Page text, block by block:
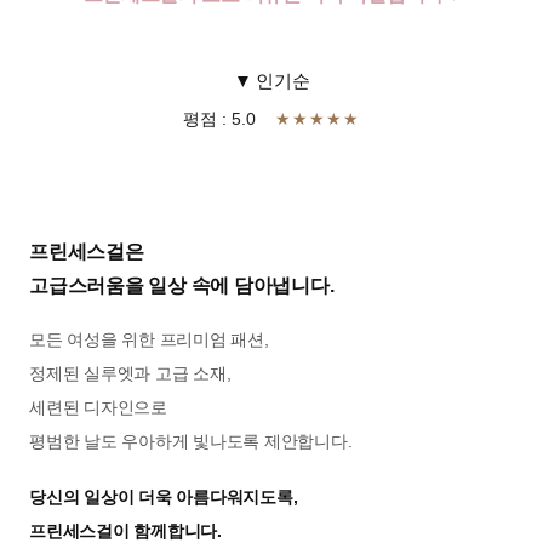
▼ 인기순
평점 : 5.0 ★★★★★
프린세스걸은
고급스러움을 일상 속에 담아냅니다.
모든 여성을 위한 프리미엄 패션,
정제된 실루엣과 고급 소재,
세련된 디자인으로
평범한 날도 우아하게 빛나도록 제안합니다.
당신의 일상이 더욱 아름다워지도록,
프린세스걸이 함께합니다.